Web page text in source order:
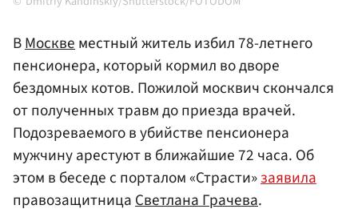
ВМосквеместный житель избил 78-летнего
пенсионера, который кормил во дворе
бездомных котов. Пожилой москвич скончался
от полученных травм до приезда врачей.
Подозреваемого в убийстве пенсионера
мужчину арестуют в ближайшие 72 часа. Об
этом в беседе с порталом «Страсти»заявила
правозащитницаСветлана Грачева.